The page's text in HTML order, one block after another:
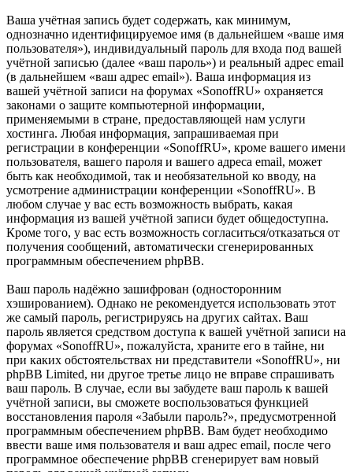
Ваша учётная запись будет содержать, как минимум,
однозначно идентифицируемое имя (в дальнейшем «ваше имя
пользователя»), индивидуальный пароль для входа под вашей
учётной записью (далее «ваш пароль») и реальный адрес email
(в дальнейшем «ваш адрес email»). Ваша информация из
вашей учётной записи на форумах «SonoffRU» охраняется
законами о защите компьютерной информации,
применяемыми в стране, предоставляющей нам услуги
хостинга. Любая информация, запрашиваемая при
регистрации в конференции «SonoffRU», кроме вашего имени
пользователя, вашего пароля и вашего адреса email, может
быть как необходимой, так и необязательной ко вводу, на
усмотрение администрации конференции «SonoffRU». В
любом случае у вас есть возможность выбрать, какая
информация из вашей учётной записи будет общедоступна.
Кроме того, у вас есть возможность согласиться/отказаться от
получения сообщений, автоматически сгенерированных
программным обеспечением phpBB.
Ваш пароль надёжно зашифрован (односторонним
хэшированием). Однако не рекомендуется использовать этот
же самый пароль, регистрируясь на других сайтах. Ваш
пароль является средством доступа к вашей учётной записи на
форумах «SonoffRU», пожалуйста, храните его в тайне, ни
при каких обстоятельствах ни представители «SonoffRU», ни
phpBB Limited, ни другое третье лицо не вправе спрашивать
ваш пароль. В случае, если вы забудете ваш пароль к вашей
учётной записи, вы сможете воспользоваться функцией
восстановления пароля «Забыли пароль?», предусмотренной
программным обеспечением phpBB. Вам будет необходимо
ввести ваше имя пользователя и ваш адрес email, после чего
программное обеспечение phpBB сгенерирует вам новый